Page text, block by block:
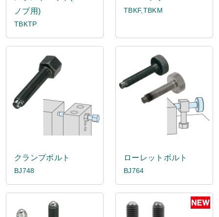
ノブ用)
TBKTP
TBKF,TBKM
クランプボルト
BJ748
ローレットボルト
BJ764